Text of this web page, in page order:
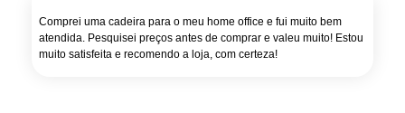
Comprei uma cadeira para o meu home office e fui muito bem
atendida. Pesquisei preços antes de comprar e valeu muito! Estou
muito satisfeita e recomendo a loja, com certeza!